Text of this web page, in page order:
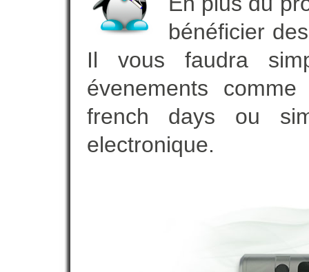
bénéficier
Il vous faudra
évenements
french days ou
electronique.